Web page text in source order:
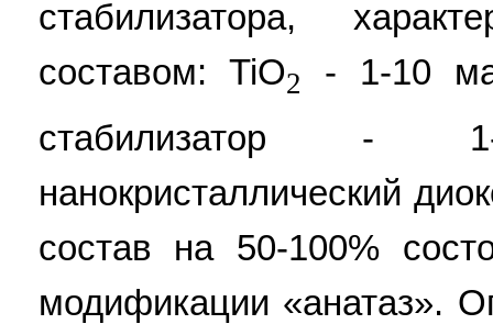
стабилизатора,
составом: TiO2
- 1-10
стабилизатор -
нанокристаллический
состав на 50-100%
модификации «анатаз».